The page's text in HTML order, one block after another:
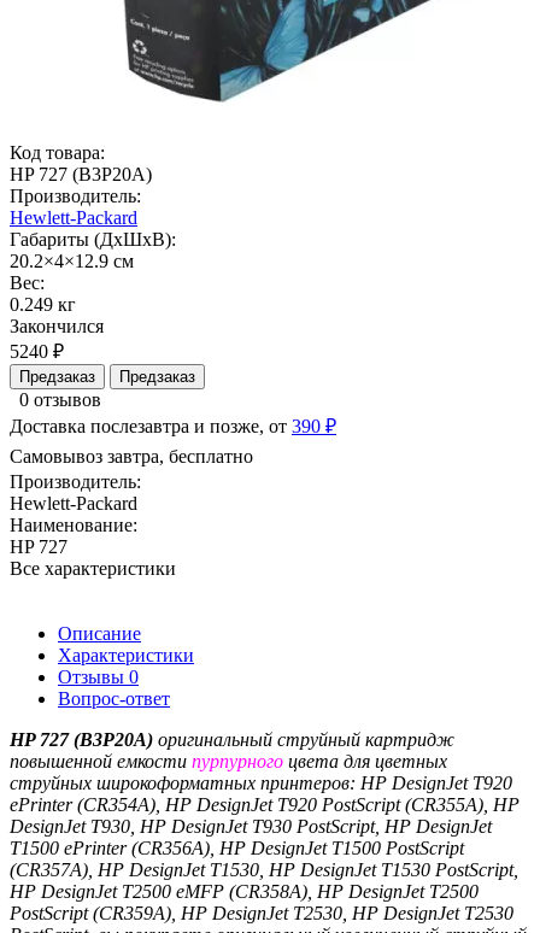
Код товара:
HP 727 (B3P20A)
Производитель:
Hewlett-Packard
Габариты (ДхШхВ):
20.2×4×12.9 см
Вес:
0.249 кг
Закончился
5240 ₽
Предзаказ Предзаказ
0 отзывов
Доставка послезавтра и позже, от 390 ₽
Самовывоз завтра, бесплатно
Производитель:
Hewlett-Packard
Наименование:
HP 727
Все характеристики
Описание
Характеристики
Отзывы 0
Вопрос-ответ
HP 727 (B3P20A) оригинальный струйный картридж
повышенной емкости пурпурного цвета для цветных
струйных широкоформатных принтеров: HP DesignJet T920
ePrinter (CR354A), HP DesignJet T920 PostScript (CR355A), HP
DesignJet T930, HP DesignJet T930 PostScript, HP DesignJet
T1500 ePrinter (CR356A), HP DesignJet T1500 PostScript
(CR357A), HP DesignJet T1530, HP DesignJet T1530 PostScript,
HP DesignJet T2500 eMFP (CR358A), HP DesignJet T2500
PostScript (CR359A), HP DesignJet T2530, HP DesignJet T2530